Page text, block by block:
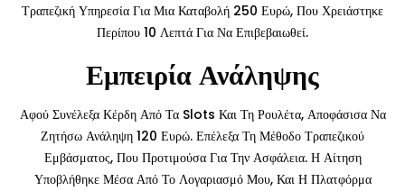
Τραπεζική Υπηρεσία Για Μια Καταβολή 250 Ευρώ, Που Χρειάστηκε
Περίπου 10 Λεπτά Για Να Επιβεβαιωθεί.
Εμπειρία Ανάληψης
Αφού Συνέλεξα Κέρδη Από Τα Slots Και Τη Ρουλέτα, Αποφάσισα Να
Ζητήσω Ανάληψη 120 Ευρώ. Επέλεξα Τη Μέθοδο Τραπεζικού
Εμβάσματος, Που Προτιμούσα Για Την Ασφάλεια. Η Αίτηση
Υποβλήθηκε Μέσα Από Το Λογαριασμό Μου, Και Η Πλατφόρμα